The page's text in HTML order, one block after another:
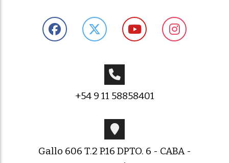
+54 9 11 58858401
Gallo 606 T.2 P.16 DPTO. 6 - CABA -